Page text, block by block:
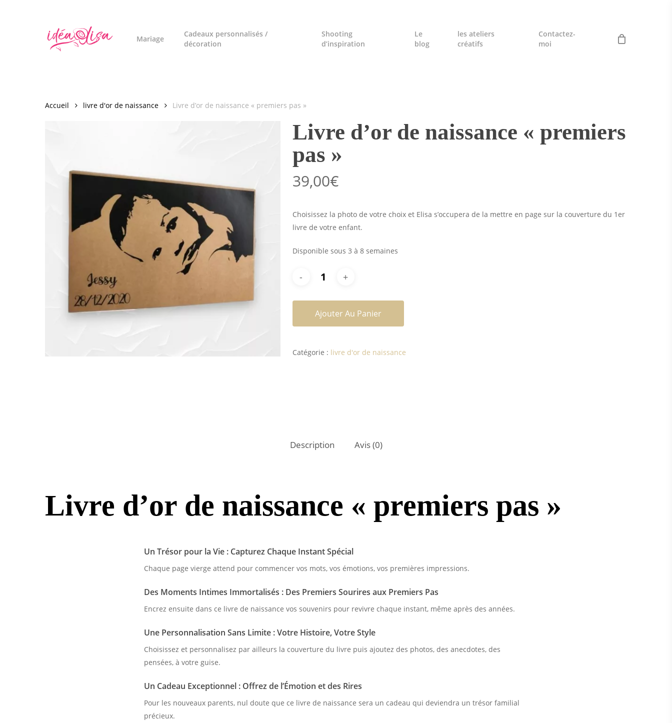
Mariage
Cadeaux personnalisés /
décoration
Shooting
d’inspiration
Le
blog
les ateliers
créatifs
Contactez-
moi
Accueil livre d'or de naissance Livre d’or de naissance « premiers pas »
Livre d’or de naissance « premiers
pas »
39,00€
Choisissez la photo de votre choix et Elisa s’occupera de la mettre en page sur la couverture du 1er
livre de votre enfant.
Disponible sous 3 à 8 semaines
Ajouter Au Panier
Catégorie : livre d'or de naissance
Description Avis (0)
Livre d’or de naissance « premiers pas »
Un Trésor pour la Vie : Capturez Chaque Instant Spécial
Chaque page vierge attend pour commencer vos mots, vos émotions, vos premières impressions.
Des Moments Intimes Immortalisés : Des Premiers Sourires aux Premiers Pas
Encrez ensuite dans ce livre de naissance vos souvenirs pour revivre chaque instant, même après des années.
Une Personnalisation Sans Limite : Votre Histoire, Votre Style
Choisissez et personnalisez par ailleurs la couverture du livre puis ajoutez des photos, des anecdotes, des
pensées, à votre guise.
Un Cadeau Exceptionnel : Offrez de l’Émotion et des Rires
Pour les nouveaux parents, nul doute que ce livre de naissance sera un cadeau qui deviendra un trésor familial
précieux.